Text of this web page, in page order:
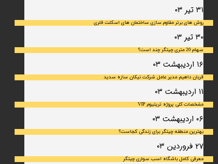
۳۱ تیر ۰۳
روش های برتر مقاوم سازی ساختمان های اسکلت فلری
۳۰ تیر ۰۳
سهام 20 متری چیتگر چند است؟
۱۶ اردیبهشت ۰۳
قربان داهیم مدیر عامل شرکت نیکان سازه سدید
۱۱ اردیبهشت ۰۳
مشخصات کلی پروژه تریتیوم VIP
۰۶ اردیبهشت ۰۳
بهترین منطقه چیتگر برای زندگی کجاست؟
۲۷ فروردین ۰۳
معرفی کامل باشگاه اسب سواری چیتگر